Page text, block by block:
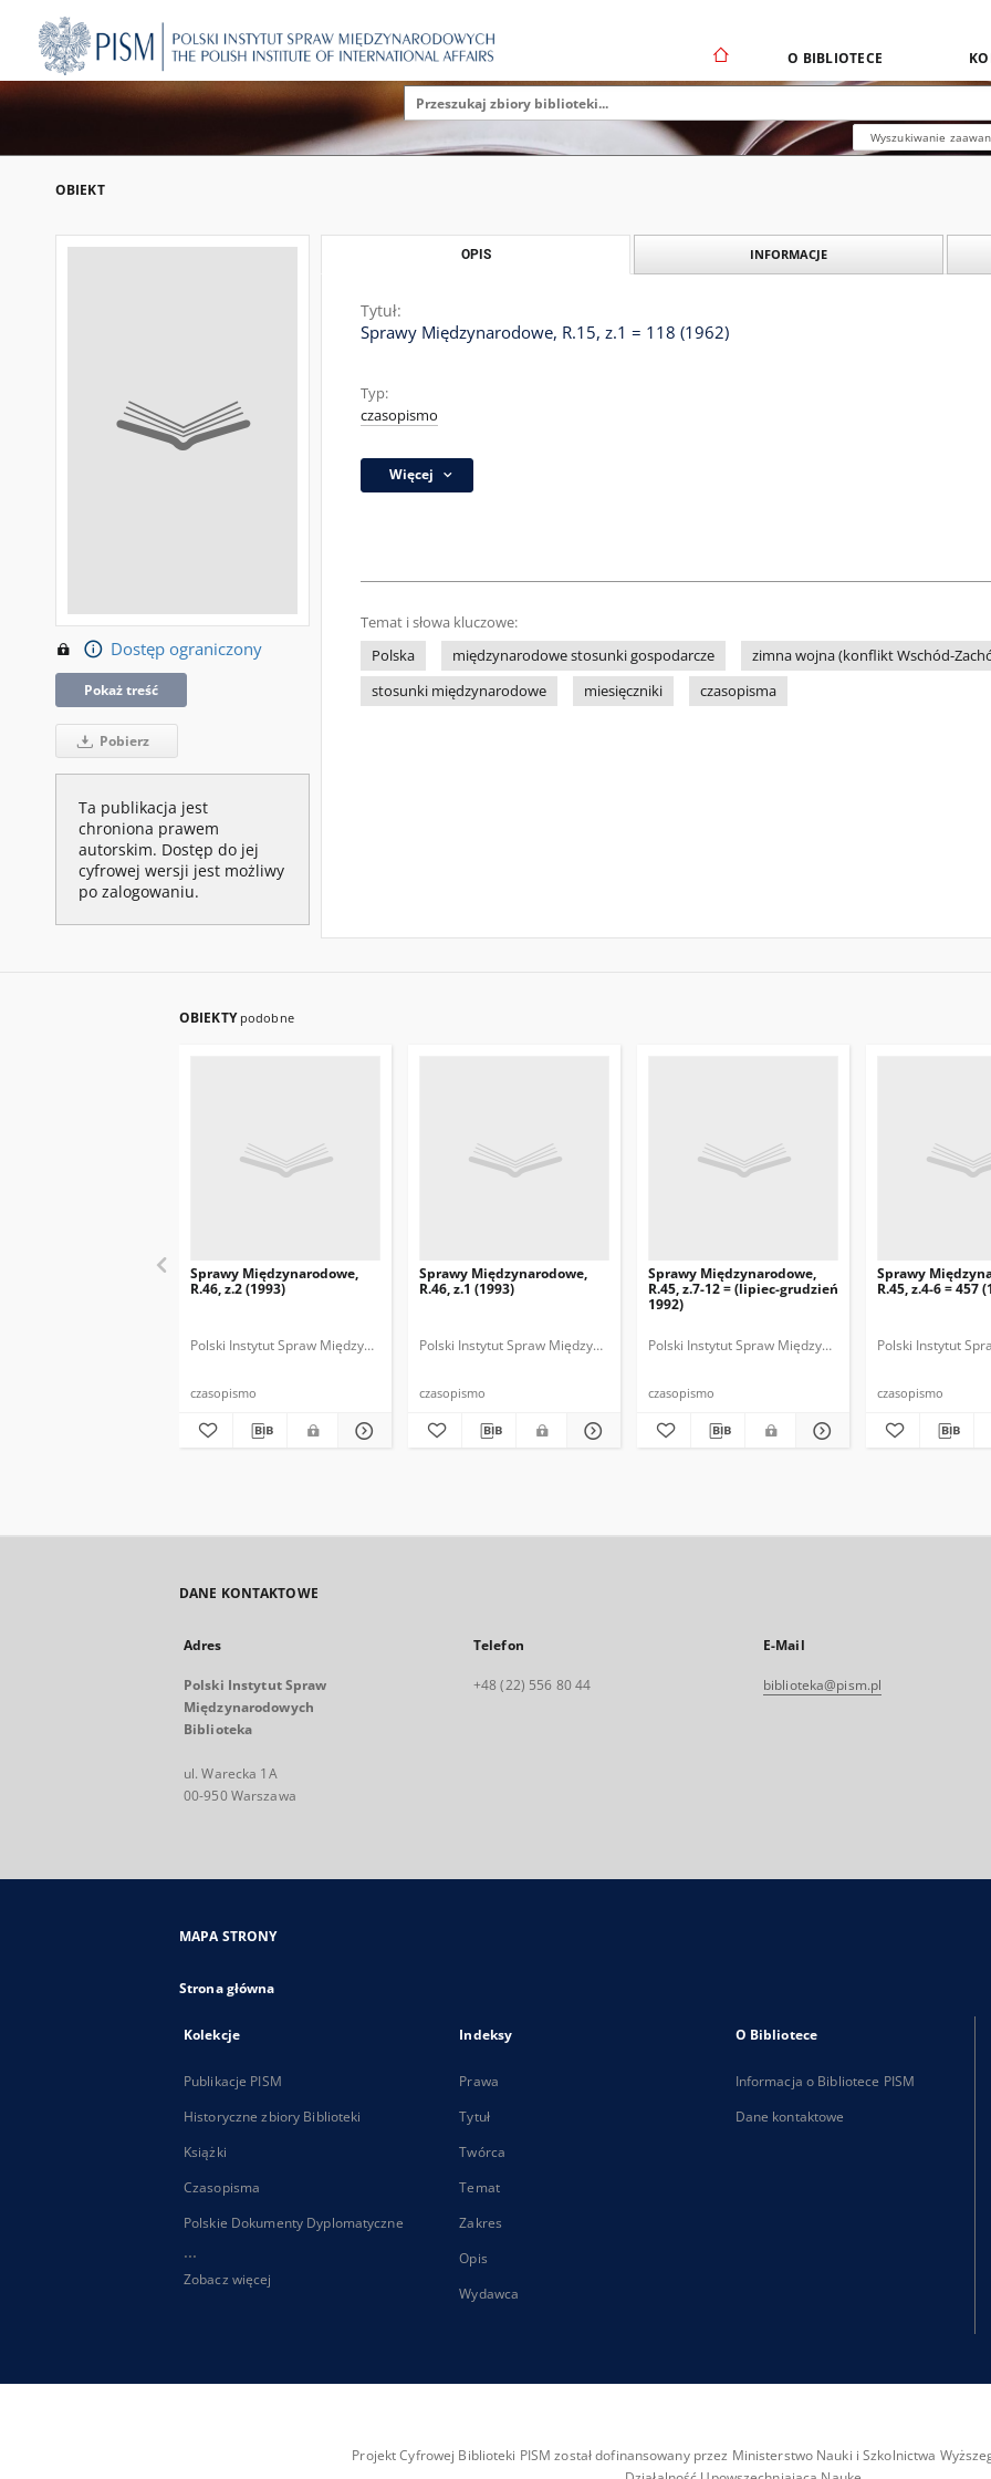
O BIBLIOTECE
Wyszukiwanie
OBIEKT
Dostęp ograniczony
Pokaż treść
Pobierz
Ta publikacja jest
chroniona prawem
autorskim. Dostęp do jej
cyfrowej wersji jest możliwy
po zalogowaniu.
OPIS INFORMACJE
Tytuł:
Sprawy Międzynarodowe, R.15, z.1 = 118 (1962)
Typ:
czasopismo
Więcej
Temat i słowa kluczowe:
Polska
międzynarodowe stosunki gospodarcze zimna wojna (konflikt Wschód-
stosunki międzynarodowe
miesięczniki czasopisma
OBIEKTY podobne
Sprawy Międzynarodowe,
R.46, z.2 (1993)
Polski Instytut Spraw Międzynarodowych. Polska Fundacja Spraw Międzynarodowych. Polska. Ministerstwo Spraw
czasopismo
Sprawy Międzynarodowe,
R.46, z.1 (1993)
Polski Instytut Spraw Międzynarodowych. Polska Fundacja Spraw Międzynarodowych.
czasopismo
Sprawy Międzynarodowe,
R.45, z.7-12 = (lipiec-grudzień
1992)
Polski Instytut Spraw Międzynarodowych. Polska
czasopismo
Sprawy
R.45, z.4-6 = 457
Polski Instytut
czasopismo
DANE KONTAKTOWE
Adres
Polski Instytut Spraw
Międzynarodowych
Biblioteka
ul. Warecka 1A
00-950 Warszawa
Telefon
+48 (22) 556 80 44
E-Mail
biblioteka@pism.pl
MAPA STRONY
Strona główna
Kolekcje
Publikacje PISM
Historyczne zbiory Biblioteki
Książki
Czasopisma
Polskie Dokumenty Dyplomatyczne
...
Zobacz więcej
Indeksy
Prawa
Tytuł
Twórca
Temat
Zakres
Opis
Wydawca
O Bibliotece
Informacja o Bibliotece PISM
Dane kontaktowe
Projekt Cyfrowej Biblioteki PISM został dofinansowany przez Ministerstwo Nauki i Szkolnictwa